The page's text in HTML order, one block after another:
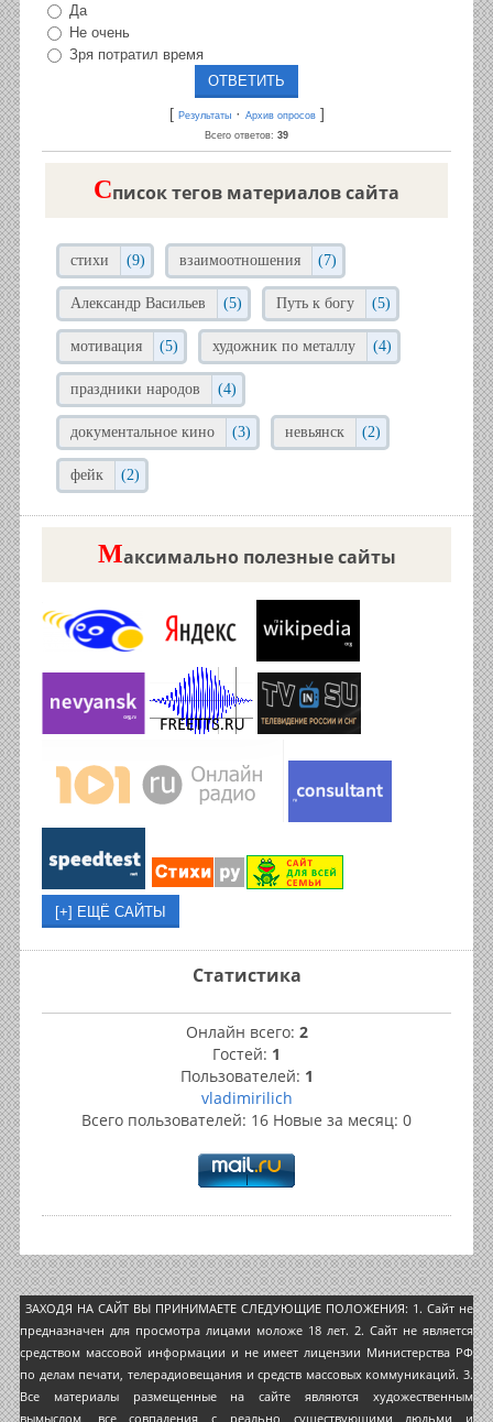
Да
Не очень
Зря потратил время
[ Результаты· Архив опросов]
Всего ответов: 39
Cписок тегов материалов сайта
стихи (9) взаимоотношения (7)
Александр Васильев (5) Путь к богу (5)
мотивация (5) художник по металлу (4)
праздники народов (4)
документальное кино (3) невьянск (2)
фейк (2)
Максимально полезные сайты
Статистика
Онлайн всего: 2
Гостей: 1
Пользователей: 1
vladimirilich
Всего пользователей: 16 Новые за месяц: 0
ЗАХОДЯ НА САЙТ ВЫ ПРИНИМАЕТЕ СЛЕДУЮЩИЕ ПОЛОЖЕНИЯ: 1. Сайт не
предназначен для просмотра лицами моложе 18 лет. 2. Сайт не является
средством массовой информации и не имеет лицензии Министерства РФ
по делам печати, телерадиовещания и средств массовых коммуникаций. 3.
Все материалы размещенные на сайте являются художественным
вымыслом, все совпадения с реально существующими людьми и